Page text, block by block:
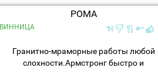
работы❖ Облицовка плиткой❖
гипсокартоном, плотнитские
РОМА
ВИННИЦА
Гранитно-мраморные работы любой
слохности.Армстронг быстро и